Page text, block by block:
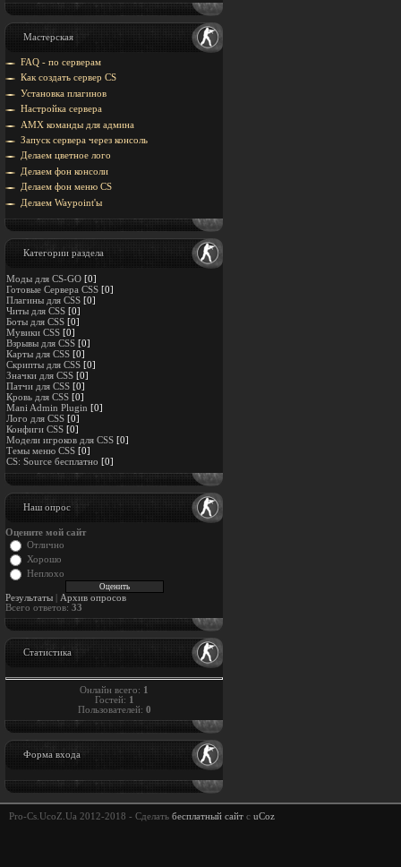
Мастерская
FAQ - по серверам
Как создать сервер CS
Установка плагинов
Настройка сервера
AMX команды для админа
Запуск сервера через консоль
Делаем цветное лого
Делаем фон консоли
Делаем фон меню CS
Делаем Waypoint'ы
Категории раздела
Моды для CS-GO [0]
Готовые Сервера CSS [0]
Плагины для CSS [0]
Читы для CSS [0]
Боты для CSS [0]
Мувики CSS [0]
Взрывы для CSS [0]
Карты для CSS [0]
Скрипты для CSS [0]
Значки для CSS [0]
Патчи для CSS [0]
Кровь для CSS [0]
Mani Admin Plugin [0]
Лого для CSS [0]
Конфиги CSS [0]
Модели игроков для CSS [0]
Темы меню CSS [0]
CS: Source бесплатно [0]
Наш опрос
Оцените мой сайт
Отлично
Хорошо
Неплохо
Результаты
Архив опросов
Всего ответов: 33
Статистика
Онлайн всего: 1
Гостей: 1
Пользователей: 0
Форма входа
Pro-Cs.UcoZ.Ua 2012-2018 - Сделать бесплатный сайт с uCoz